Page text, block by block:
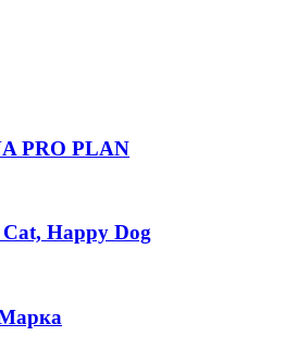
PRO PLAN
Happy Dog